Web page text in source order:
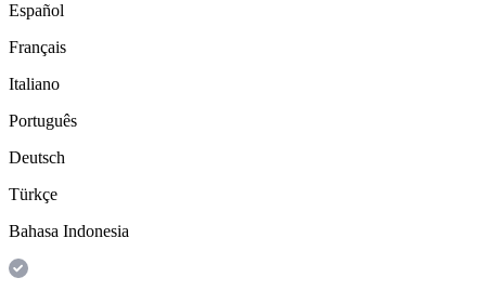
Español
Français
Italiano
Português
Deutsch
Türkçe
Bahasa Indonesia